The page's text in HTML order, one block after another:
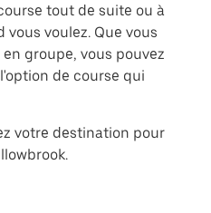
tout de suite ou à
voulez. Que vous
groupe, vous pouvez
de course qui
votre destination pour